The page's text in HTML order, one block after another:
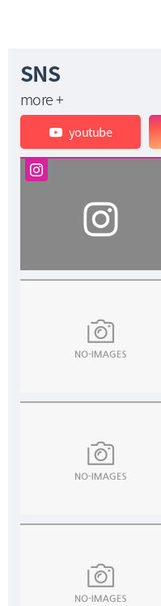
SNS
more +
youtube